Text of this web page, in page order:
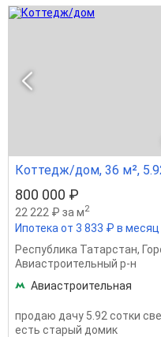
Коттедж/дом, 36 м²,
800 000 ₽
22 222 ₽ за м2
Ипотека от 3 833 ₽ в месяц
Республика Татарстан,
Авиастроительный р-н
Авиастроительная
продаю дачу 5.92 сотки
есть старый домик